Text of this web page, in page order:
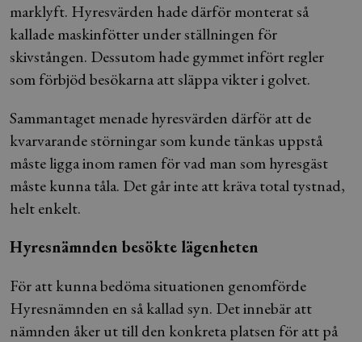
marklyft. Hyresvärden hade därför monterat så
kallade maskinfötter under ställningen för
skivstången. Dessutom hade gymmet infört regler
som förbjöd besökarna att släppa vikter i golvet.
Sammantaget menade hyresvärden därför att de
kvarvarande störningar som kunde tänkas uppstå
måste ligga inom ramen för vad man som hyresgäst
måste kunna tåla. Det går inte att kräva total tystnad,
helt enkelt.
Hyresnämnden besökte lägenheten
För att kunna bedöma situationen genomförde
Hyresnämnden en så kallad syn. Det innebär att
nämnden åker ut till den konkreta platsen för att på